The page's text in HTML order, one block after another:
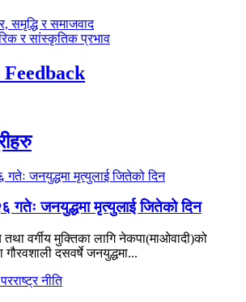
समृद्धि र समाजवाद
र सांस्कृतिक प्रभाव
गतेः जनयुद्धमा मृत्युलाई जितेको दिन
वर्गीय मुक्तिका लागि नेकपा(माओवादी)को
दसवर्षे जनयुद्धमा...